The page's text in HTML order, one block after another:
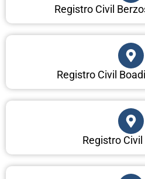
Registro Civil
Registro Civil
Registro